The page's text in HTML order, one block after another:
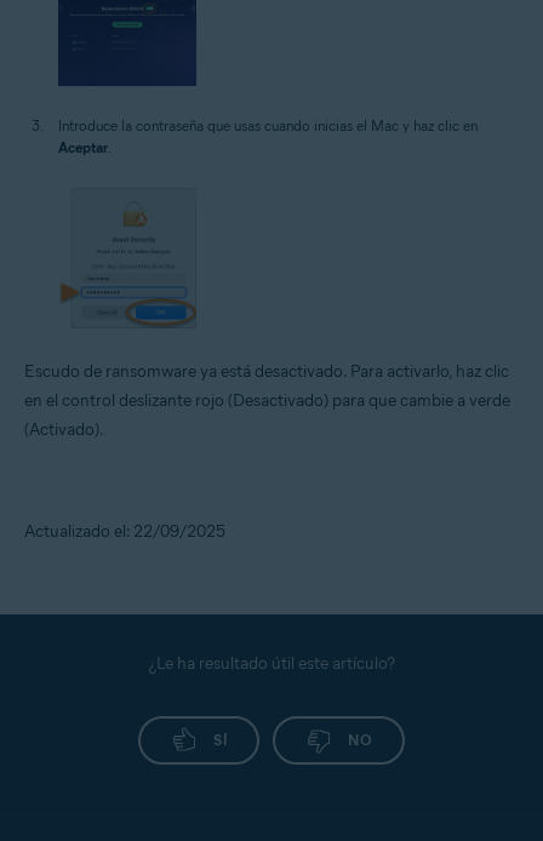
Introduce la contraseña que usas cuando inicias el Mac y haz clic en
Aceptar
Escudo de ransomware ya está desactivado. Para activarlo, haz clic
en el control deslizante rojo (Desactivado) para que cambie a verde
(Activado).
Actualizado el: 22/09/2025
¿Le ha resultado útil este artículo?
SÍ NO